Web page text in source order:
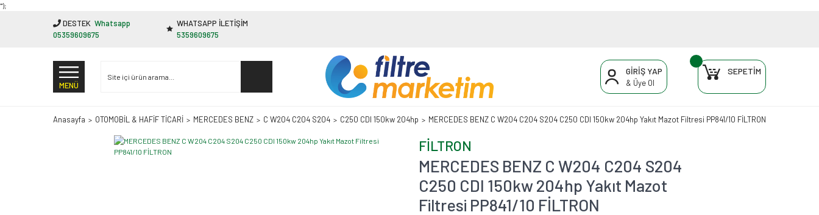
"');
DESTEK Whatsapp
05359609675
WHATSAPP İLETİŞİM
5359609675
MENÜ
GİRİŞ YAP
& Üye Ol
SEPETİM
Anasayfa OTOMOBİL & HAFİF TİCARİ MERCEDES BENZ C W204 C204 S204 C250 CDI 150kw 204hp MERCEDES BENZ C W204 C204 S204 C250 CDI 150kw 204hp Yakıt Mazot Filtresi PP841/10 FİLTRON
FİLTRON
MERCEDES BENZ C W204 C204 S204
C250 CDI 150kw 204hp Yakıt Mazot
Filtresi PP841/10 FİLTRON